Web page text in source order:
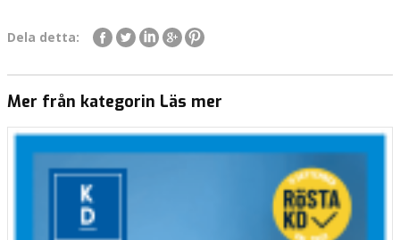
Dela detta:
Mer från kategorin Läs mer